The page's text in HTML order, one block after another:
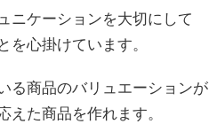
ニケーションを大切にして
心掛けています。
る商品のバリュエーションが
た商品を作れます。